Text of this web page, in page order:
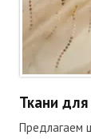
Ткани
Предлагаем